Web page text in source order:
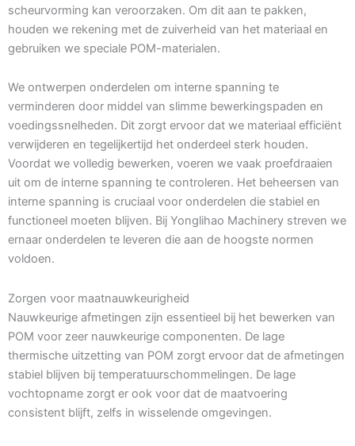
scheurvorming kan veroorzaken. Om dit aan te pakken,
houden we rekening met de zuiverheid van het materiaal en
gebruiken we speciale POM-materialen.
We ontwerpen onderdelen om interne spanning te
verminderen door middel van slimme bewerkingspaden en
voedingssnelheden. Dit zorgt ervoor dat we materiaal efficiënt
verwijderen en tegelijkertijd het onderdeel sterk houden.
Voordat we volledig bewerken, voeren we vaak proefdraaien
uit om de interne spanning te controleren. Het beheersen van
interne spanning is cruciaal voor onderdelen die stabiel en
functioneel moeten blijven. Bij Yonglihao Machinery streven we
ernaar onderdelen te leveren die aan de hoogste normen
voldoen.
Zorgen voor maatnauwkeurigheid
Nauwkeurige afmetingen zijn essentieel bij het bewerken van
POM voor zeer nauwkeurige componenten. De lage
thermische uitzetting van POM zorgt ervoor dat de afmetingen
stabiel blijven bij temperatuurschommelingen. De lage
vochtopname zorgt er ook voor dat de maatvoering
consistent blijft, zelfs in wisselende omgevingen.